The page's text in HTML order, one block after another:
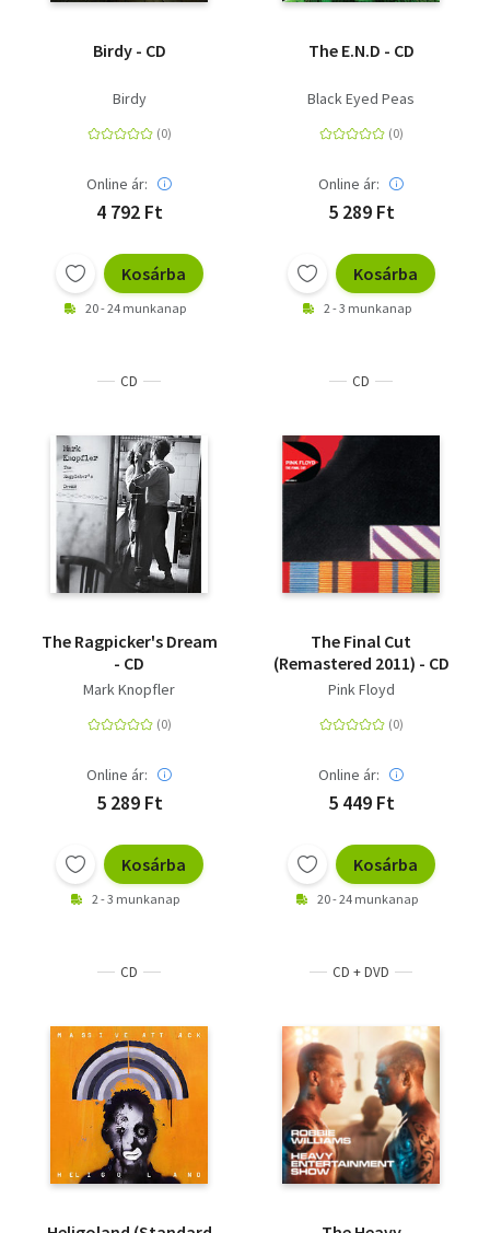
Birdy - CD
Birdy
Online ár:
4 792 Ft
Kosárba
20 - 24 munkanap
The E.N.D - CD
Black Eyed Peas
Online ár:
5 289 Ft
Kosárba
2 - 3 munkanap
CD
The Ragpicker's Dream
- CD
Mark Knopfler
Online ár:
5 289 Ft
Kosárba
2 - 3 munkanap
CD
The Final Cut
(Remastered 2011) - CD
Pink Floyd
Online ár:
5 449 Ft
Kosárba
20 - 24 munkanap
CD CD + DVD